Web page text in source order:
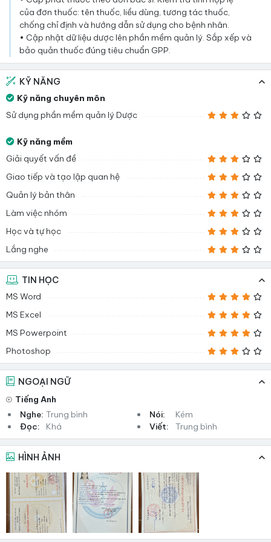
của đơn thuốc: tên thuốc, liều dùng, tương tác thuốc,
chống chỉ định và hướng dẫn sử dụng cho bệnh nhân.
• Cập nhật dữ liệu dược lên phần mềm quản lý. Sắp xếp và
bảo quản thuốc đúng tiêu chuẩn GPP.
KỸ NĂNG
Kỹ năng chuyên môn
Sử dụng phần mềm quản lý Dược
Kỹ năng mềm
Giải quyết vấn đề
Giao tiếp và tạo lập quan hệ
Quản lý bản thân
Làm việc nhóm
Học và tự học
Lắng nghe
TIN HỌC
MS Word
MS Excel
MS Powerpoint
Photoshop
NGOẠI NGỮ
Tiếng Anh
Nghe: Trung bình Nói:
Kém
Đọc:
Khá Viết: Trung bình
HÌNH ẢNH